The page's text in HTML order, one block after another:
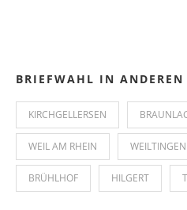
BRIEFWAHL IN ANDEREN
KIRCHGELLERSEN
WEIL AM RHEIN WEILTINGEN
BRÜHLHOF HILGERT